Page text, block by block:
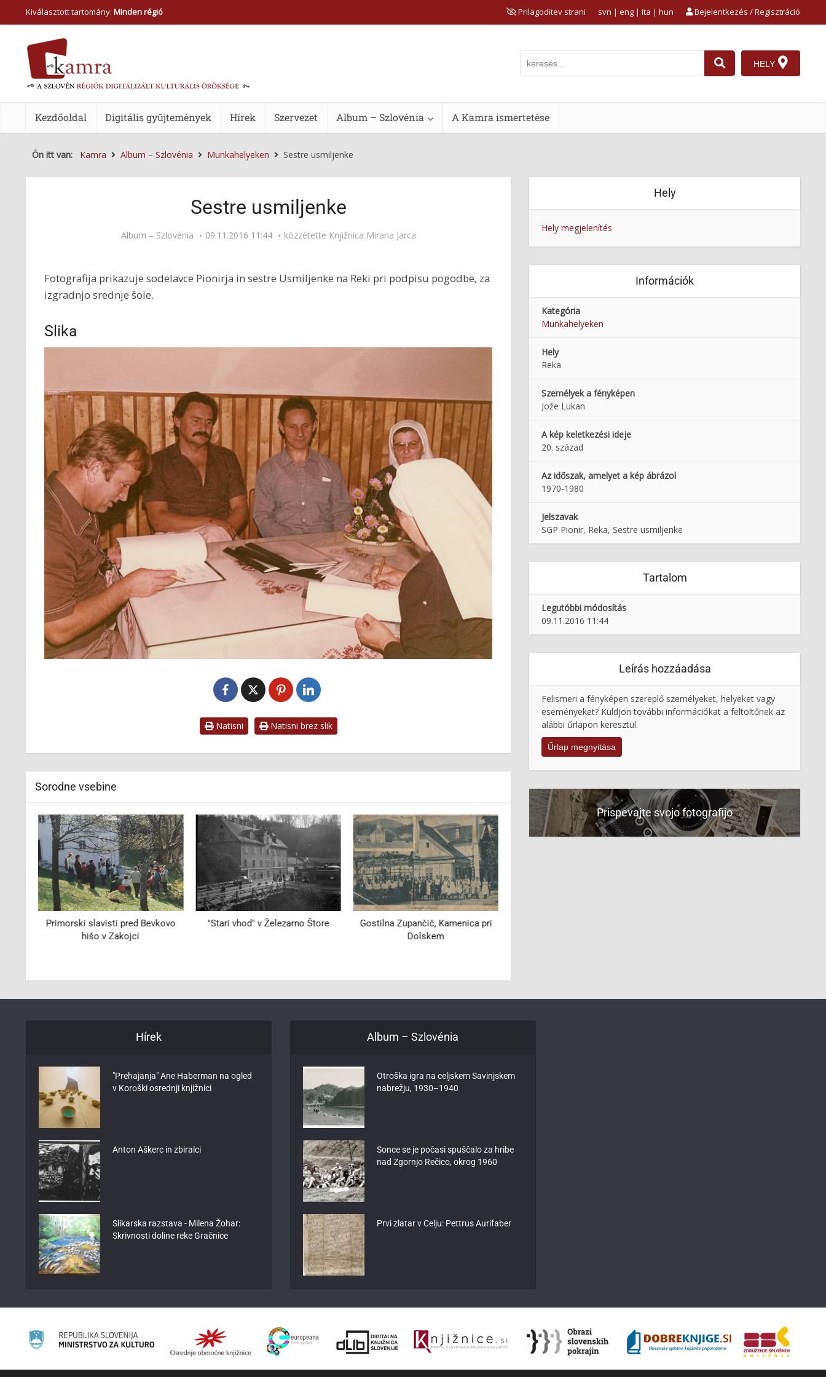
Kiválasztott tartomány: Minden régió Prilagoditev strani Bejelentkezés / Regisztráció
svn | eng | ita | hun
HELY
Kezdőoldal Digitális gyűjtemények Hírek Szervezet Album – Szlovénia A Kamra ismertetése
Ön itt van: Kamra Album – Szlovénia Munkahelyeken Sestre usmiljenke
Sestre usmiljenke
Album – Szlovénia 09.11.2016 11:44 közzétette Knjižnica Mirana Jarca
Fotografija prikazuje sodelavce Pionirja in sestre Usmiljenke na Reki pri podpisu pogodbe, za
izgradnjo srednje šole.
Slika
Natisni Natisni brez slik
Sorodne vsebine
Primorski slavisti pred Bevkovo
hišo v Zakojci
"Stari vhod" v Železarno Štore
Gostilna Zupančič, Kamenica pri
Dolskem
Hely
Hely megjelenítés
Információk
Kategória
Munkahelyeken
Hely
Reka
Személyek a fényképen
Jože Lukan
A kép keletkezési ideje
20. század
Az időszak, amelyet a kép ábrázol
1970-1980
Jelszavak
SGP Pionir, Reka, Sestre usmiljenke
Tartalom
Legutóbbi módosítás
09.11.2016 11:44
Leírás hozzáadása
Felismeri a fényképen szereplő személyeket, helyeket vagy
eseményeket? Küldjön további információkat a feltöltőnek az
alábbi űrlapon keresztül.
Űrlap megnyitása
Prispevajte svojo fotografijo
Hírek
"Prehajanja" Ane Haberman na ogled
v Koroški osrednji knjižnici
Anton Aškerc in zbiralci
Slikarska razstava - Milena Žohar:
Skrivnosti doline reke Gračnice
Album – Szlovénia
Otroška igra na celjskem Savinjskem
nabrežju, 1930–1940
Sonce se je počasi spuščalo za hribe
nad Zgornjo Rečico, okrog 1960
Prvi zlatar v Celju: Pettrus Aurifaber